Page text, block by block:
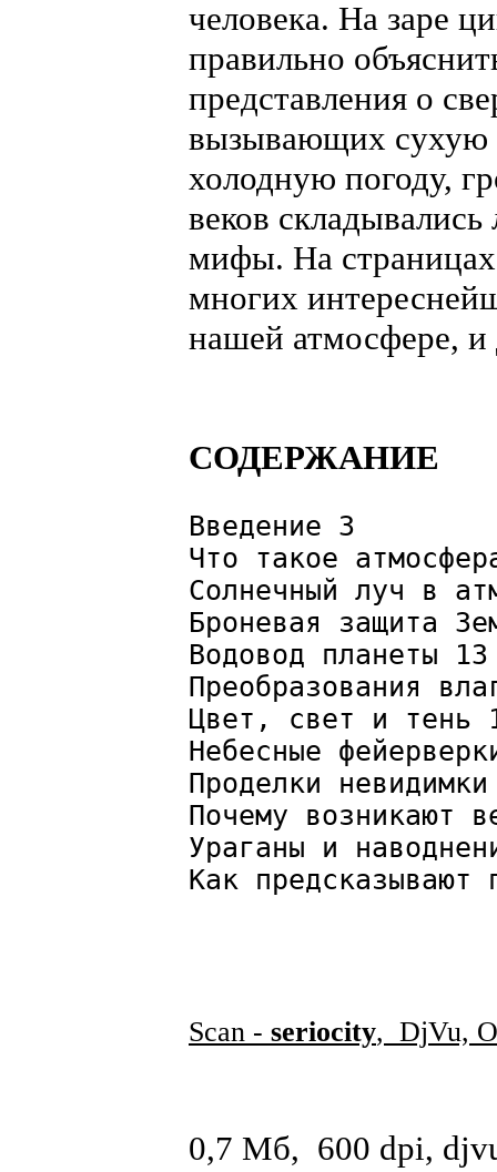
человека. На заре
правильно
представления о
вызывающих
холодную погоду,
веков
мифы. На
многих
нашей атмосфере,
СОДЕРЖАНИЕ
Введение 3
Что такое
Солнечный луч в
Броневая защита
Водовод планеты 13
Преобразования
Цвет, свет и тень
Небесные
Проделки
Почему возникают
Ураганы и
Как предсказывают
Scan - seriocity, DjVu,
0,7 Мб, 600 dpi,